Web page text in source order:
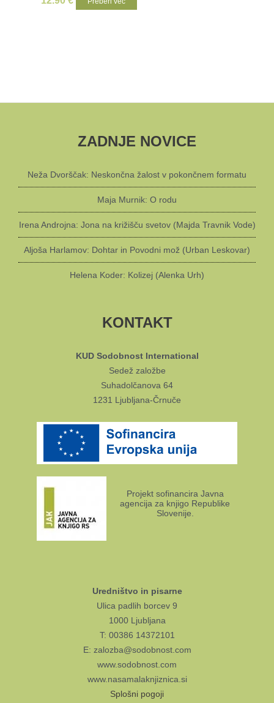
ZADNJE NOVICE
Neža Dvorščak: Neskončna žalost v pokončnem formatu
Maja Murnik: O rodu
Irena Androjna: Jona na križišču svetov (Majda Travnik Vode)
Aljoša Harlamov: Dohtar in Povodni mož (Urban Leskovar)
Helena Koder: Kolizej (Alenka Urh)
KONTAKT
KUD Sodobnost International
Sedež založbe
Suhadolčanova 64
1231 Ljubljana-Črnuče
Projekt sofinancira Javna
agencija za knjigo Republike
Slovenije.
Uredništvo in pisarne
Ulica padlih borcev 9
1000 Ljubljana
T: 00386 14372101
E: zalozba@sodobnost.com
www.sodobnost.com
www.nasamalaknjiznica.si
Splošni pogoji